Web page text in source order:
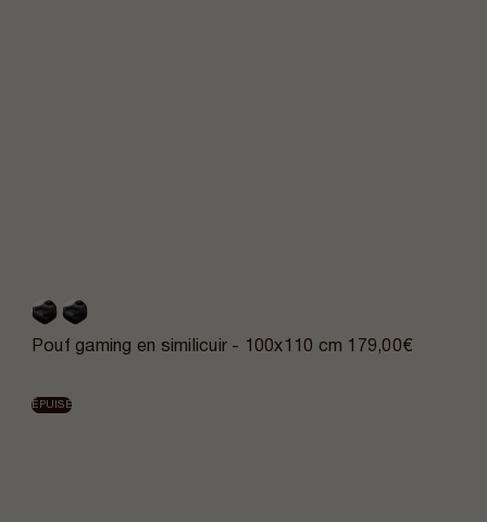
Pouf gaming en similicuir - 100x110 cm 179,00€
ÉPUISÉ